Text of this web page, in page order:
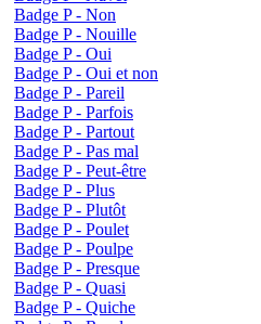
Badge P - Non
Badge P - Nouille
Badge P - Oui
Badge P - Oui et non
Badge P - Pareil
Badge P - Parfois
Badge P - Partout
Badge P - Pas mal
Badge P - Peut-être
Badge P - Plus
Badge P - Plutôt
Badge P - Poulet
Badge P - Poulpe
Badge P - Presque
Badge P - Quasi
Badge P - Quiche